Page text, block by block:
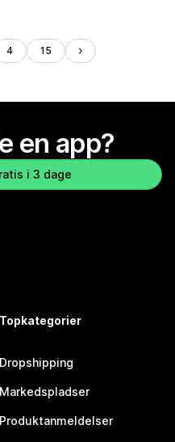
4 15
en app?
i 3 dage
Topkategorier
Dropshipping
Markedspladser
Produktanmeldelser